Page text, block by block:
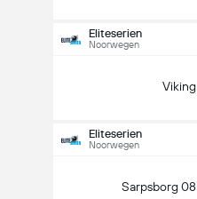
Eliteserien
Noorwegen
Viking
Eliteserien
Noorwegen
Sarpsborg 08